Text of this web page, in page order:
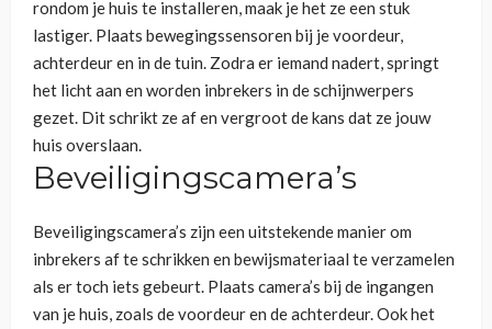
rondom je huis te installeren, maak je het ze een stuk
lastiger. Plaats bewegingssensoren bij je voordeur,
achterdeur en in de tuin. Zodra er iemand nadert, springt
het licht aan en worden inbrekers in de schijnwerpers
gezet. Dit schrikt ze af en vergroot de kans dat ze jouw
huis overslaan.
Beveiligingscamera’s
Beveiligingscamera’s zijn een uitstekende manier om
inbrekers af te schrikken en bewijsmateriaal te verzamelen
als er toch iets gebeurt. Plaats camera’s bij de ingangen
van je huis, zoals de voordeur en de achterdeur. Ook het